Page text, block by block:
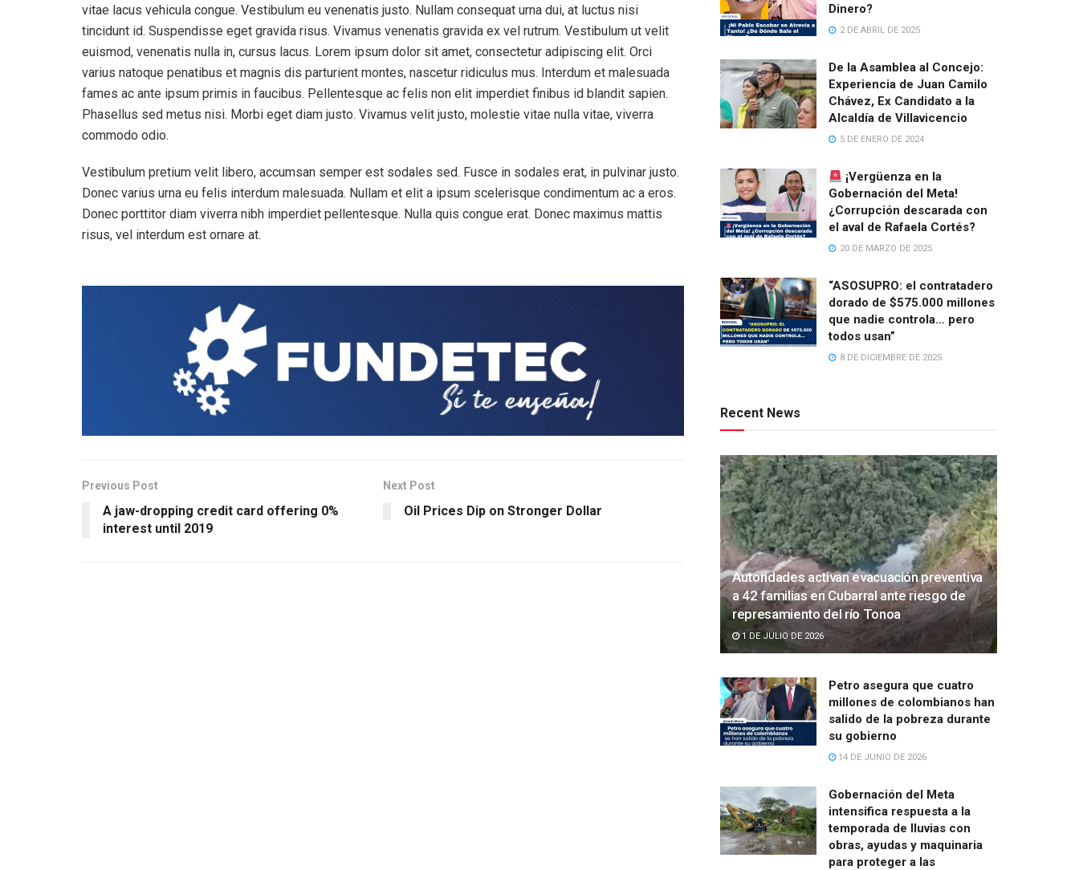
vitae lacus vehicula congue. Vestibulum eu venenatis justo. Nullam consequat urna dui, at luctus nisi
tincidunt id. Suspendisse eget gravida risus. Vivamus venenatis gravida ex vel rutrum. Vestibulum ut velit
euismod, venenatis nulla in, cursus lacus. Lorem ipsum dolor sit amet, consectetur adipiscing elit. Orci
varius natoque penatibus et magnis dis parturient montes, nascetur ridiculus mus. Interdum et malesuada
fames ac ante ipsum primis in faucibus. Pellentesque ac felis non elit imperdiet finibus id blandit sapien.
Phasellus sed metus nisi. Morbi eget diam justo. Vivamus velit justo, molestie vitae nulla vitae, viverra
commodo odio.
Vestibulum pretium velit libero, accumsan semper est sodales sed. Fusce in sodales erat, in pulvinar justo.
Donec varius urna eu felis interdum malesuada. Nullam et elit a ipsum scelerisque condimentum ac a eros.
Donec porttitor diam viverra nibh imperdiet pellentesque. Nulla quis congue erat. Donec maximus mattis
risus, vel interdum est ornare at.
Previous Post
A jaw-dropping credit card offering 0%
interest until 2019
Next Post
Oil Prices Dip on Stronger Dollar
Dinero?
2 DE ABRIL DE 2025
De la Asamblea al Concejo:
Experiencia de Juan Camilo
Chávez, Ex Candidato a la
Alcaldía de Villavicencio
5 DE ENERO DE 2024
¡Vergüenza en la
Gobernación del Meta!
¿Corrupción descarada con
el aval de Rafaela Cortés?
20 DE MARZO DE 2025
“ASOSUPRO: el contratadero
dorado de $575.000 millones
que nadie controla… pero
todos usan”
8 DE DICIEMBRE DE 2025
Recent News
Autoridades activan evacuación preventiva
a 42 familias en Cubarral ante riesgo de
represamiento del río Tonoa
1 DE JULIO DE 2026
Petro asegura que cuatro
millones de colombianos han
salido de la pobreza durante
su gobierno
14 DE JUNIO DE 2026
Gobernación del Meta
intensifica respuesta a la
temporada de lluvias con
obras, ayudas y maquinaria
para proteger a las